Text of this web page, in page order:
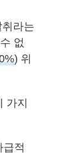
라는
없
) 위
가지
급적